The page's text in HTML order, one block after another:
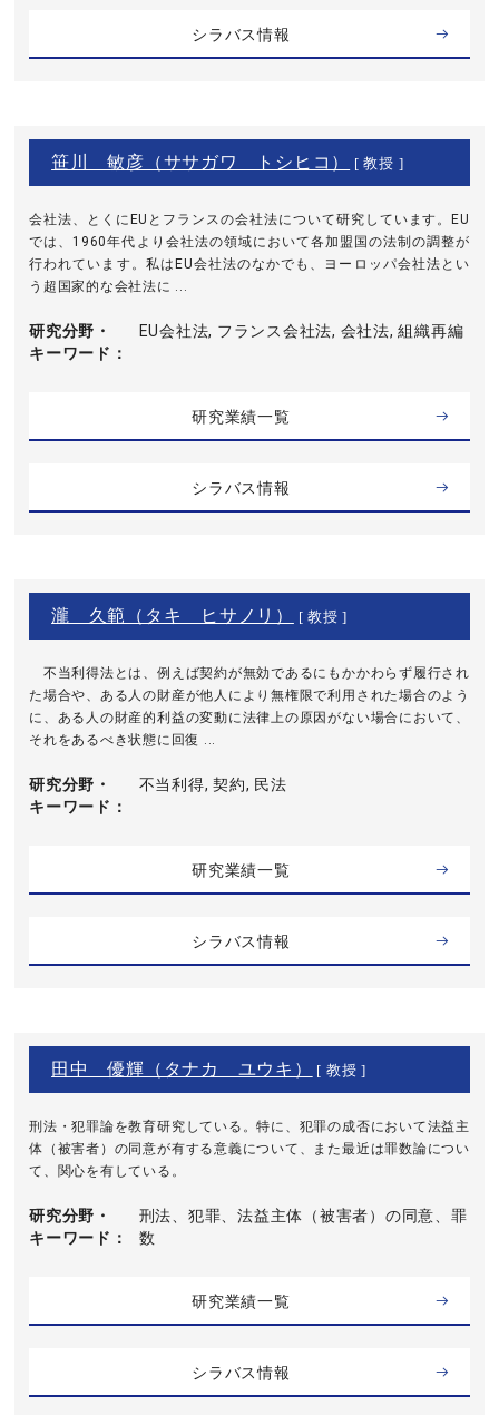
シラバス情報
笹川 敏彦（ササガワ トシヒコ） [ 教授 ]
会社法、とくにEUとフランスの会社法について研究しています。EU
では、1960年代より会社法の領域において各加盟国の法制の調整が
行われています。私はEU会社法のなかでも、ヨーロッパ会社法とい
う超国家的な会社法に ...
研究分野・
キーワード
EU会社法, フランス会社法, 会社法, 組織再編
研究業績一覧
シラバス情報
瀧 久範（タキ ヒサノリ） [ 教授 ]
不当利得法とは、例えば契約が無効であるにもかかわらず履行され
た場合や、ある人の財産が他人により無権限で利用された場合のよう
に、ある人の財産的利益の変動に法律上の原因がない場合において、
それをあるべき状態に回復 ...
研究分野・
キーワード
不当利得, 契約, 民法
研究業績一覧
シラバス情報
田中 優輝（タナカ ユウキ） [ 教授 ]
刑法・犯罪論を教育研究している。特に、犯罪の成否において法益主
体（被害者）の同意が有する意義について、また最近は罪数論につい
て、関心を有している。
研究分野・
キーワード
刑法、犯罪、法益主体（被害者）の同意、罪
数
研究業績一覧
シラバス情報